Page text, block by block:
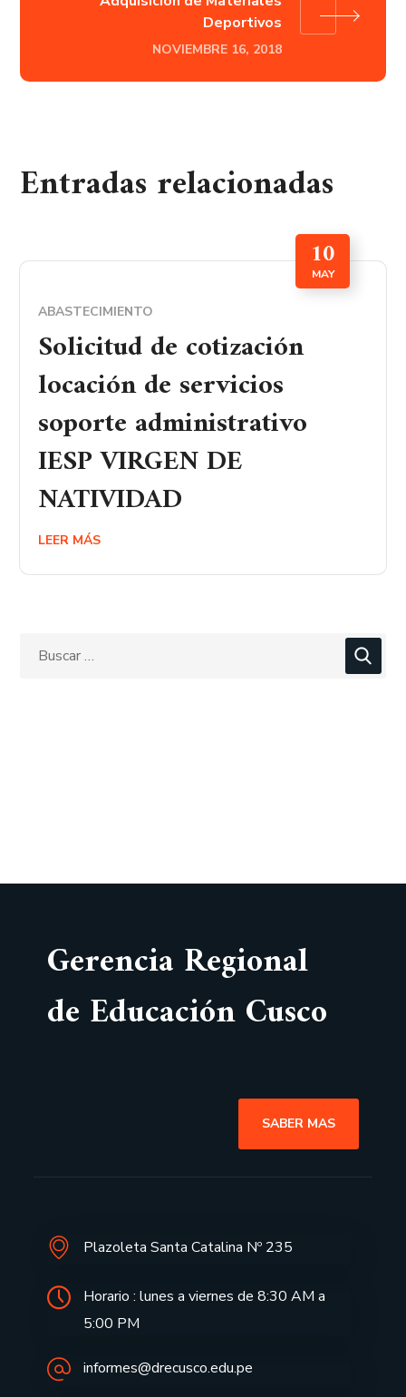
Deportivos
NOVIEMBRE 16, 2018
Entradas relacionadas
10
MAY
ABASTECIMIENTO
Solicitud de cotización
locación de servicios
soporte administrativo
IESP VIRGEN DE
NATIVIDAD
LEER MÁS
Gerencia Regional
de Educación Cusco
SABER MAS
Plazoleta Santa Catalina Nº 235
Horario : lunes a viernes de 8:30 AM a
5:00 PM
informes@drecusco.edu.pe